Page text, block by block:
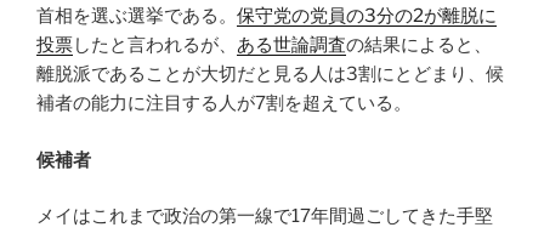
首相を選ぶ選挙である。 保守党の党員の3分の2が離脱に
投票したと言われるが、 ある世論調査の結果によると、
離脱派であることが大切だと見る人は3割にとどまり、候
補者の能力に注目する人が7割を超えている。
候補者
メイはこれまで政治の第一線で17年間過ごしてきた手堅